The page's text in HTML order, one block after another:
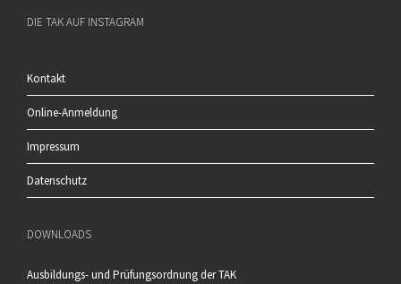
DIE TAK AUF INSTAGRAM
Kontakt
Online-Anmeldung
Impressum
Datenschutz
DOWNLOADS
Ausbildungs- und Prüfungsordnung der TAK